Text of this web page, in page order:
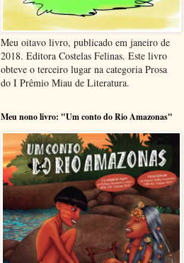
Meu oitavo livro, publicado em janeiro de
2018. Editora Costelas Felinas. Este livro
obteve o terceiro lugar na categoria Prosa
do I Prêmio Miau de Literatura.
Meu nono livro: "Um conto do Rio Amazonas"